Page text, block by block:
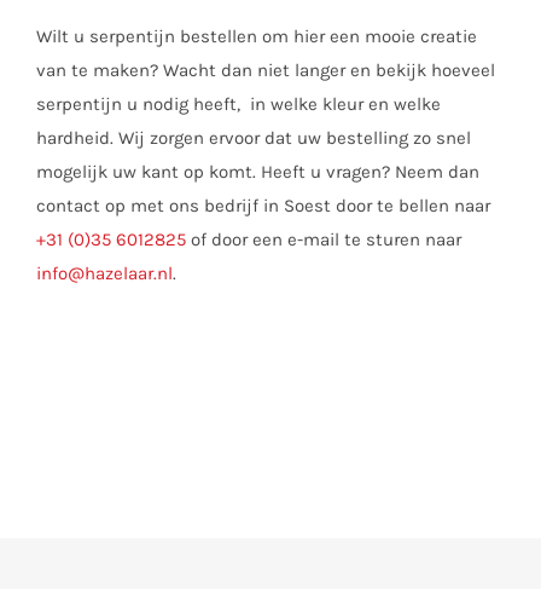
Wilt u serpentijn bestellen om hier een mooie creatie
van te maken? Wacht dan niet langer en bekijk hoeveel
serpentijn u nodig heeft, in welke kleur en welke
hardheid. Wij zorgen ervoor dat uw bestelling zo snel
mogelijk uw kant op komt. Heeft u vragen? Neem dan
contact op met ons bedrijf in Soest door te bellen naar
+31 (0)35 6012825 of door een e-mail te sturen naar
info@hazelaar.nl.